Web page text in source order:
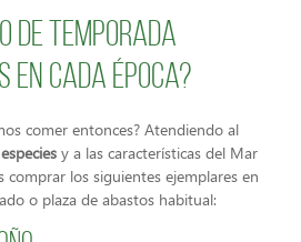
de temporada
cada época?
comer entonces? Atendiendo al
y a las características del Mar
comprar los siguientes ejemplares en
o plaza de abastos habitual: